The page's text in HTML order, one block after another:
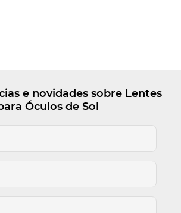
e novidades sobre Lentes
Óculos de Sol